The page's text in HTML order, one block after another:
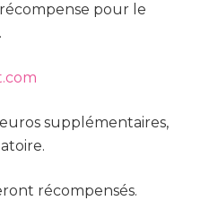
pour le
supplémentaires,
récompensés.